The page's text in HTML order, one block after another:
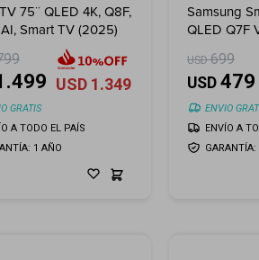
75¨ QLED 4K, Q8F,
Smart TV (2025)
USD 1.349
GRATIS
1 AÑO
A TODO EL PAÍS
Samsung
QLED Q7F
+ Soporte
32"-100"
USD 699
USD 479
ENVIO
GARANTÍA:
ENVÍO A